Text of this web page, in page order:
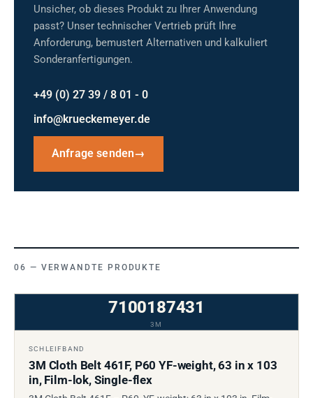
Unsicher, ob dieses Produkt zu Ihrer Anwendung
passt? Unser technischer Vertrieb prüft Ihre
Anforderung, bemustert Alternativen und kalkuliert
Sonderanfertigungen.
+49 (0) 27 39 / 8 01 - 0
info@krueckemeyer.de
Anfrage senden→
VERWANDTE PRODUKTE
7100187431
3M
SCHLEIFBAND
3M Cloth Belt 461F, P60 YF-weight, 63 in x 103
in, Film-lok, Single-flex